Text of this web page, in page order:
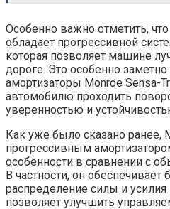
Особенно важно отметить,
обладает прогрессивной
которая позволяет машине
дороге. Это особенно заметно
амортизаторы Monroe Sensa-
автомобилю проходить
уверенностью и
Как уже было сказано ранее,
прогрессивным
особенности в сравнении с
В частности, он
распределение силы и усилия
позволяет улучшить